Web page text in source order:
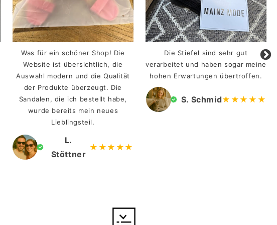
Was für ein schöner Shop! Die
Website ist übersichtlich, die
Auswahl modern und die Qualität
der Produkte überzeugt. Die
Sandalen, die ich bestellt habe,
wurde bereits mein neues
Lieblingsteil.
L.
Stöttner
★★★★★
Die Stiefel sind sehr gut
verarbeitet und haben sogar meine
hohen Erwartungen übertroffen.
S. Schmid★★★★★